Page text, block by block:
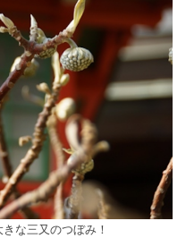
な三又のつぼみ！